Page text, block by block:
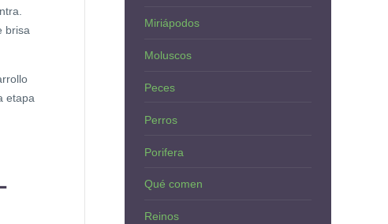
brisa
etapa
Miriápodos
Moluscos
Peces
Perros
Porifera
Qué comen
Reinos